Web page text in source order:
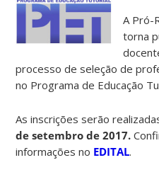
A Pró-
torna
processo de seleção de
no Programa de Educação
As inscrições serão
de setembro de 2017.
informações no EDITAL.